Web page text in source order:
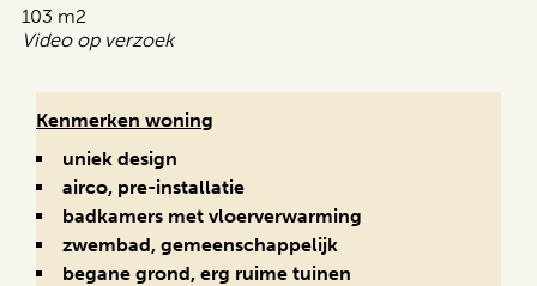
103 m2
Video op verzoek
Kenmerken woning
uniek design
airco, pre-installatie
badkamers met vloerverwarming
zwembad, gemeenschappelijk
begane grond, erg ruime tuinen